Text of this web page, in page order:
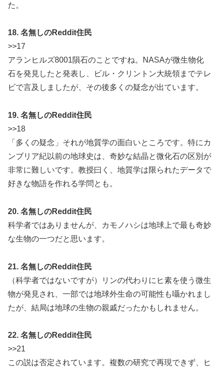
た。
18. 名無しのReddit住民
>>17
アランヒルズ8001隕石のことですね。NASAが微生物化
石を発見したと発表し、ビル・クリントン大統領までテレ
ビで言及しましたが、その後多くの疑念が出ています。
19. 名無しのReddit住民
>>18
「多くの疑念」それが地質学の面白いところです。特にカ
ンブリア紀以前の地球史は、奇妙な結晶と微化石の区別が
非常に難しいです。教授曰く、地質学は限られたデータで
好きな物語を作れる学問とも。
20. 名無しのReddit住民
科学者ではありませんが、カモノハシは地球上で最も奇妙
な生物の一つだと思います。
21. 名無しのReddit住民
（科学者ではないですが）リンの代わりにヒ素を使う微生
物が発見され、一部では地球外生命の可能性も囁かれまし
たが、結局は地球の生物の親戚だったかもしれません。
22. 名無しのReddit住民
>>21
この説は否定されています。複数の研究で再現できず、ヒ